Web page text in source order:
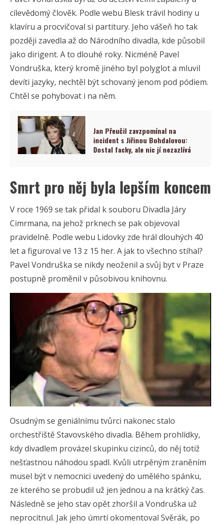
cílevědomý člověk. Podle webu Blesk trávil hodiny u
klavíru a procvičoval si partitury. Jeho vášeň ho tak
později zavedla až do Národního divadla, kde působil
jako dirigent. A to dlouhé roky. Nicméně Pavel
Vondruška, který kromě jiného byl polyglot a mluvil
devíti jazyky, nechtěl být schovaný jenom pod pódiem.
Chtěl se pohybovat i na něm.
Jan Přeučil zavzpomínal na
incident s Jiřinou Bohdalovou:
Dostal facky, ale nic jí nezazlívá
Smrt pro něj byla lepším koncem
V roce 1969 se tak přidal k souboru Divadla Járy
Cimrmana, na jehož prknech se pak objevoval
pravidelně. Podle webu Lidovky zde hrál dlouhých 40
let a figuroval ve 13 z 15 her. A jak to všechno stíhal?
Pavel Vondruška se nikdy neoženil a svůj byt v Praze
postupně proměnil v působivou knihovnu.
Osudným se geniálnímu tvůrci nakonec stalo
orchestřiště Stavovského divadla. Během prohlídky,
kdy divadlem provázel skupinku cizinců, do něj totiž
nešťastnou náhodou spadl. Kvůli utrpěným zraněním
musel být v nemocnici uvedený do umělého spánku,
ze kterého se probudil už jen jednou a na krátký čas.
Následně se jeho stav opět zhoršil a Vondruška už
neprocitnul. Jak jeho úmrtí okomentoval Svěrák, po